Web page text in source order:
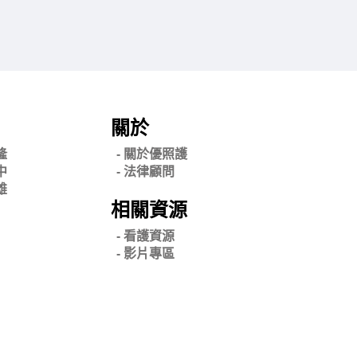
關於
- 關於優照護
-法律顧問
相關資源
- 看護資源
- 影片專區